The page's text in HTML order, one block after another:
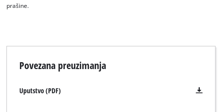
prašine.
Povezana preuzimanja
Uputstvo (PDF)